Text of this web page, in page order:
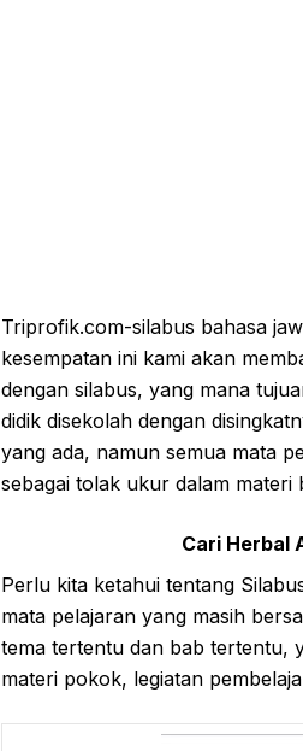
Triprofik.com-silabus bahasa
kesempatan ini kami akan
dengan silabus, yang mana
didik disekolah dengan
yang ada, namun semua mata
sebagai tolak ukur dalam materi
Cari Herbal
Perlu kita ketahui tentang
mata pelajaran yang masih
tema tertentu dan bab tertentu,
materi pokok, legiatan